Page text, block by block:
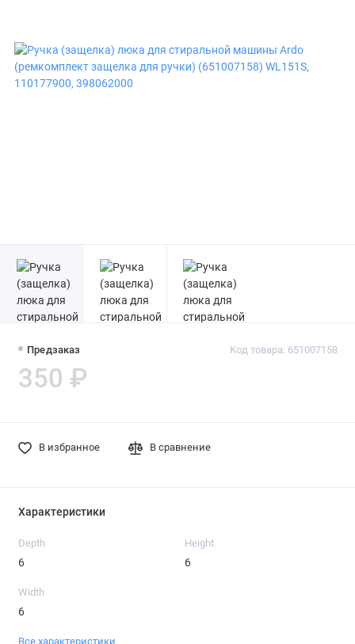
Предзаказ Код товара: 651007158
350 ₽
В избранное В сравнение
Характеристики
Depth
6
Height
6
Width
6
Все характеристики